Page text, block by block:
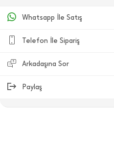
Whatsapp İle Satış
Telefon İle Sipariş
Arkadaşına Sor
Paylaş